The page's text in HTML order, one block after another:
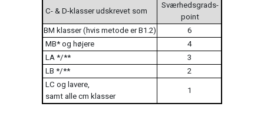
C- & D-klasser udskrevet som
Sværhedsgrads-
point
BM klasser (hvis metode er B1.2)
6
MB* og højere
4
LA */**
3
LB */**
2
LC og lavere,
samt alle cm klasser
1